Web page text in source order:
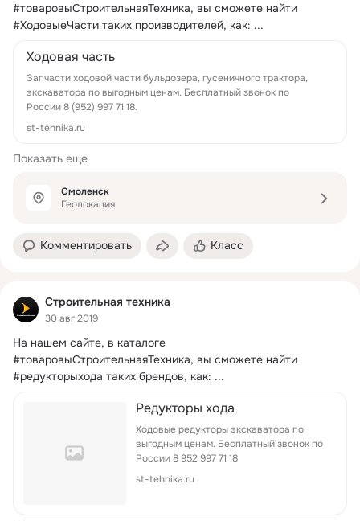
#товаровыСтроительнаяТехника, вы сможете найти
#ХодовыеЧасти таких производителей, как: ...
Ходовая часть
Запчасти ходовой части бульдозера, гусеничного трактора,
экскаватора по выгодным ценам. Бесплатный звонок по
России 8 (952) 997 71 18.
st-tehnika.ru
Показать еще
Смоленск
Геолокация
Комментировать Класс
Строительная техника
30 авг 2019
На нашем сайте, в каталоге
#товаровыСтроительнаяТехника, вы сможете найти
#редукторыхода таких брендов, как: ...
Редукторы хода
Ходовые редукторы экскаватора по
выгодным ценам. Бесплатный звонок по
России 8 952 997 71 18
st-tehnika.ru